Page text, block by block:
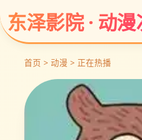
东泽影院 · 动
首页 > 动漫 > 正在热播